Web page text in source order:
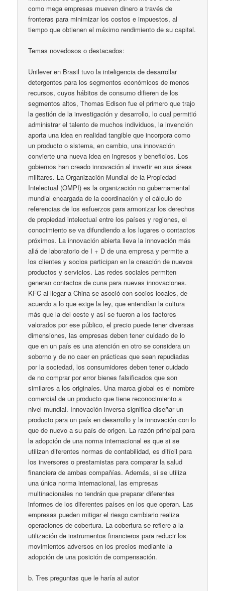
como mega empresas mueven dinero a través de
fronteras para minimizar los costos e impuestos, al
tiempo que obtienen el máximo rendimiento de su capital.
Temas novedosos o destacados:
Unilever en Brasil tuvo la inteligencia de desarrollar
detergentes para los segmentos económicos de menos
recursos, cuyos hábitos de consumo difieren de los
segmentos altos, Thomas Edison fue el primero que trajo
la gestión de la investigación y desarrollo, lo cual permitió
administrar el talento de muchos individuos, la invención
aporta una idea en realidad tangible que incorpora como
un producto o sistema, en cambio, una innovación
convierte una nueva idea en ingresos y beneficios. Los
gobiernos han creado innovación al invertir en sus áreas
militares. La Organización Mundial de la Propiedad
Intelectual (OMPI) es la organización no gubernamental
mundial encargada de la coordinación y el cálculo de
referencias de los esfuerzos para armonizar los derechos
de propiedad intelectual entre los países y regiones, el
conocimiento se va difundiendo a los lugares o contactos
próximos. La innovación abierta lleva la innovación más
allá de laboratorio de I + D de una empresa y permite a
los clientes y socios participan en la creación de nuevos
productos y servicios. Las redes sociales permiten
generan contactos de cuna para nuevas innovaciones.
KFC al llegar a China se asoció con socios locales, de
acuerdo a lo que exige la ley, que entendían la cultura
más que la del oeste y así se fueron a los factores
valorados por ese público, el precio puede tener diversas
dimensiones, las empresas deben tener cuidado de lo
que en un país es una atención en otro se considera un
soborno y de no caer en prácticas que sean repudiadas
por la sociedad, los consumidores deben tener cuidado
de no comprar por error bienes falsificados que son
similares a los originales. Una marca global es el nombre
comercial de un producto que tiene reconocimiento a
nivel mundial. Innovación inversa significa diseñar un
producto para un país en desarrollo y la innovación con lo
que de nuevo a su país de origen. La razón principal para
la adopción de una norma internacional es que si se
utilizan diferentes normas de contabilidad, es difícil para
los inversores o prestamistas para comparar la salud
financiera de ambas compañías. Además, si se utiliza
una única norma internacional, las empresas
multinacionales no tendrán que preparar diferentes
informes de los diferentes países en los que operan. Las
empresas pueden mitigar el riesgo cambiario realiza
operaciones de cobertura. La cobertura se refiere a la
utilización de instrumentos financieros para reducir los
movimientos adversos en los precios mediante la
adopción de una posición de compensación.
b. Tres preguntas que le haría al autor